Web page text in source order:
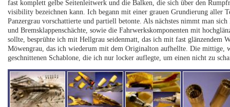
fast komplett gelbe Seitenleitwerk und die Balken, die sich über den
visibility bezeichnen kann. Ich begann mit einer grauen Grundierung aller
Panzergrau vorschattierte und partiell betonte. Als nächstes nimmt man
und Bremsklappenschächte, sowie die Fahrwerkskomponenten mit
sollte, besprühte ich mit Hellgrau seidenmatt, das ich mit fast glänzendem
Möwengrau, das ich wiederum mit dem Originalton aufhellte. Die mittige,
geschnittenen Schablone, die ich nur locker auflegte, um einen nicht zu